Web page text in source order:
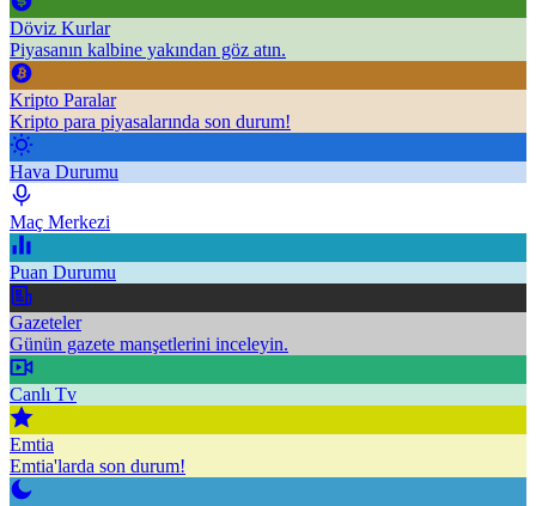
Döviz Kurlar
Piyasanın kalbine yakından göz atın.
Kripto Paralar
Kripto para piyasalarında son durum!
Hava Durumu
Maç Merkezi
Puan Durumu
Gazeteler
Günün gazete manşetlerini inceleyin.
Canlı Tv
Emtia
Emtia'larda son durum!